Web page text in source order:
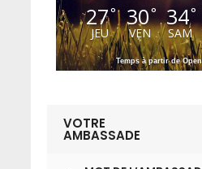
27°
JEU
30°
VEN
34°
SAM
Temps à partir de
VOTRE
AMBASSADE